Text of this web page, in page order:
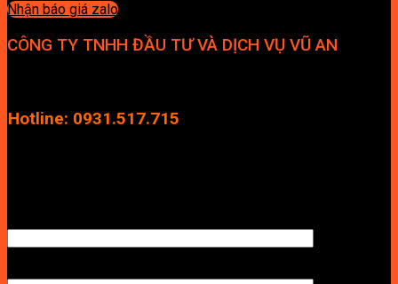
Nhận báo giá zalo
CÔNG TY TNHH ĐẦU TƯ VÀ DỊCH VỤ VŨ AN
Hotline: 0931.517.715